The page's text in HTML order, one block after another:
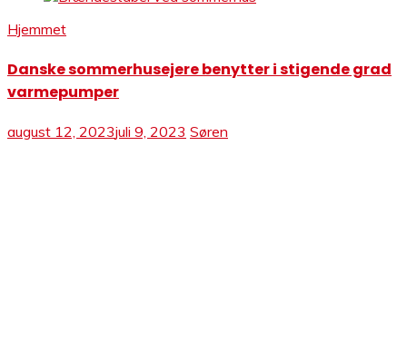
Hjemmet
Danske sommerhusejere benytter i stigende grad
varmepumper
august 12, 2023juli 9, 2023 Søren